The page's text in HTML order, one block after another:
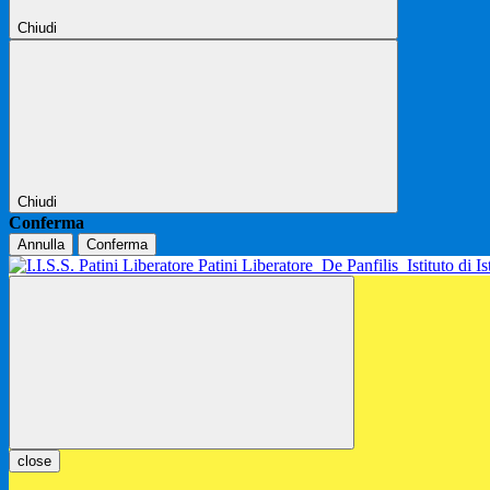
Chiudi
Chiudi
Conferma
Annulla Conferma
Patini Liberatore De Panfilis Istituto di
close